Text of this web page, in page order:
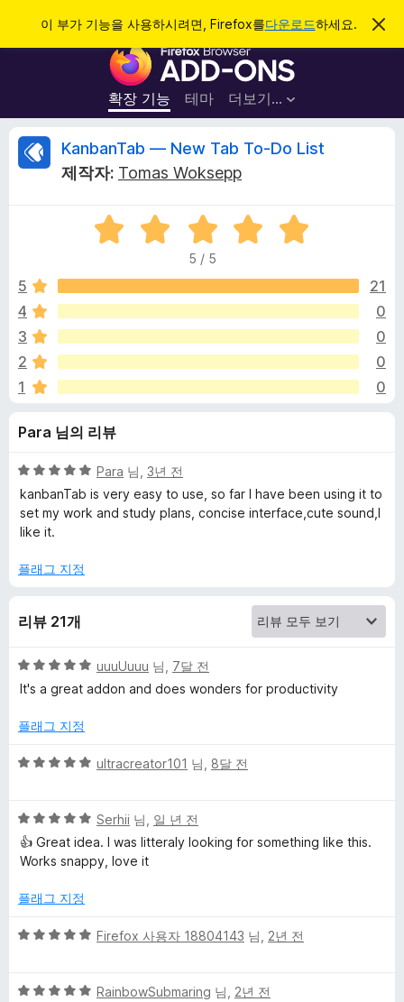
이 부가 기능을 사용하시려면, Firefox를다운로드하세요.
이
림
F
r
e
x
라
우
저
부
기
능
확장 기능 테마 더보기…
로그인
K
b
a
n
T
a
b
N
e
w
T
a
b
T
o
-
D
KanbanTab — New Tab To-Do List
제작자: Tomas Woksepp
5
점
점
5
5 / 5
5
21
4
0
3
0
2
0
1
0
Para 님의 리뷰
5
점
만
점
5
Para 님, 3년 전
kanbanTab is very easy to use, so far I have been using it to
set my work and study plans, concise interface,cute sound,I
like it.
플래그 지정
리뷰 21개
5
점
점
5
uuuUuuu 님, 7달 전
It's a great addon and does wonders for productivity
플래그 지정
5
점
에
5
ultracreator101 님, 8달 전
5
점
만
에
점
Serhii 님, 일 년 전
👍 Great idea. I was litteraly looking for something like this.
Works snappy, love it
플래그 지정
5
점
Firefox 사용자 18804143 님, 2년 전
5
RainbowSubmaring 님, 2년 전